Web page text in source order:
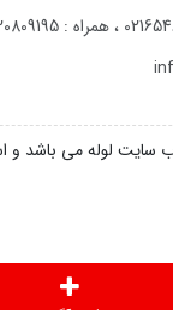
: 09120809195
سایت لوله می باشد و